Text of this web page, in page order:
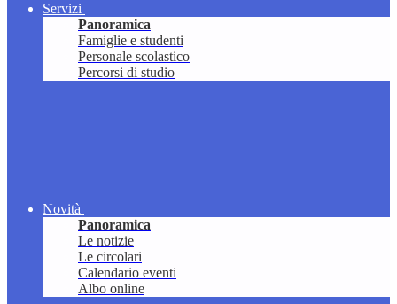
Servizi
Panoramica
Famiglie e studenti
Personale scolastico
Percorsi di studio
Novità
Panoramica
Le notizie
Le circolari
Calendario eventi
Albo online